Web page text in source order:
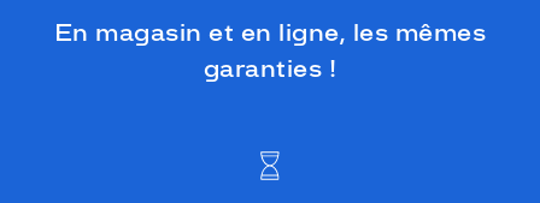
En magasin et en ligne, les mêmes
garanties !